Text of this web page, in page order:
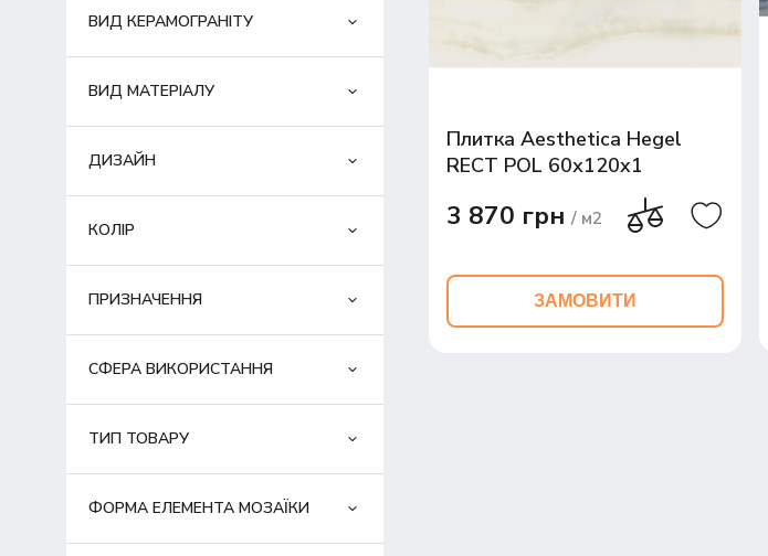
ВИД КЕРАМОГРАНІТУ
ВИД МАТЕРІАЛУ
ДИЗАЙН
КОЛІР
ПРИЗНАЧЕННЯ
СФЕРА ВИКОРИСТАННЯ
ТИП ТОВАРУ
ФОРМА ЕЛЕМЕНТА МОЗАЇКИ
Плитка Aesthetica Hegel
RECT POL 60х120x1
3 870 грн / м2
ЗАМОВИТИ